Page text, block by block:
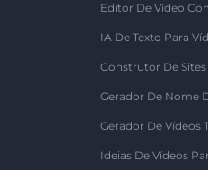
Editor De Vídeo
IA De Texto Para
Construtor De
Gerador De Nome
Gerador De Vídeos
Ideias De Vídeos